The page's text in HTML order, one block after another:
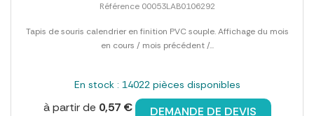
Référence 00053LAB0106292
Tapis de souris calendrier en finition PVC souple. Affichage du mois
en cours / mois précédent /...
En stock : 14022 pièces disponibles
à partir de 0,57 € DEMANDE DE DEVIS